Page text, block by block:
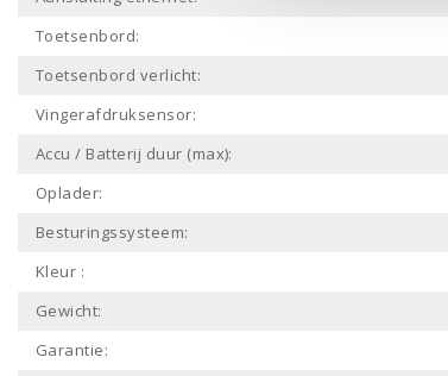
Toetsenbord:
Toetsenbord verlicht:
Vingerafdruksensor:
Accu / Batterij duur (max):
Oplader:
Besturingssysteem:
Kleur :
Gewicht:
Garantie: